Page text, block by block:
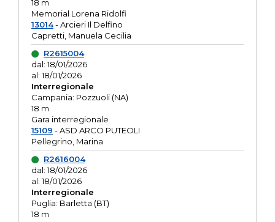
18 m
Memorial Lorena Ridolfi
13014- Arcieri Il Delfino
Capretti, Manuela Cecilia
R2615004
dal: 18/01/2026
al: 18/01/2026
Interregionale
Campania: Pozzuoli (NA)
18 m
Gara interregionale
15109 - ASD ARCO PUTEOLI
Pellegrino, Marina
R2616004
dal: 18/01/2026
al: 18/01/2026
Interregionale
Puglia: Barletta (BT)
18 m